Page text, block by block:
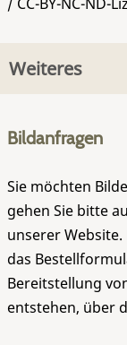
Weiteres
Bildanfragen
Sie möchten
gehen Sie bitte
unserer
das
Bereitstellung
entstehen, über